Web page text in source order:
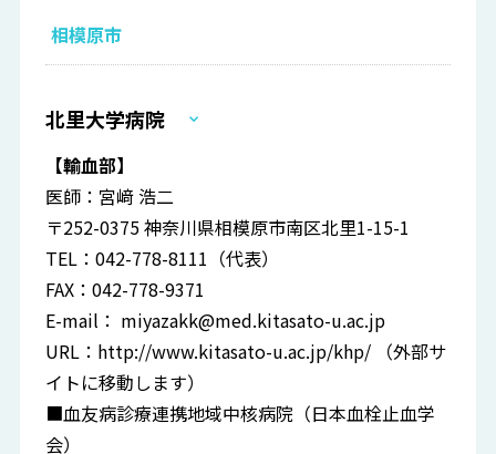
相模原市
北里大学病院
【輸血部】
医師：宮﨑 浩二
〒252-0375 神奈川県相模原市南区北里1-15-1
TEL：042-778-8111（代表）
FAX：042-778-9371
E-mail： miyazakk@med.kitasato-u.ac.jp
URL： http://www.kitasato-u.ac.jp/khp/ （外部サ
イトに移動します）
■血友病診療連携地域中核病院（日本血栓止血学
会）